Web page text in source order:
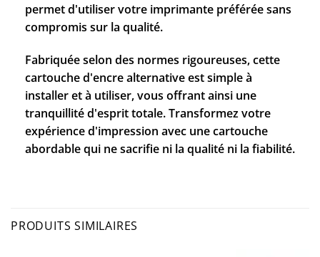
permet d'utiliser votre imprimante préférée sans
compromis sur la qualité.
Fabriquée selon des normes rigoureuses, cette
cartouche d'encre alternative est simple à
installer et à utiliser, vous offrant ainsi une
tranquillité d'esprit totale. Transformez votre
expérience d'impression avec une cartouche
abordable qui ne sacrifie ni la qualité ni la fiabilité.
PRODUITS SIMILAIRES